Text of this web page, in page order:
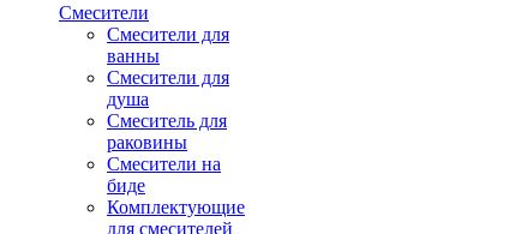
Смесители
Смесители для
ванны
Смесители для
душа
Смеситель для
раковины
Смесители на
биде
Комплектующие
для смесителей